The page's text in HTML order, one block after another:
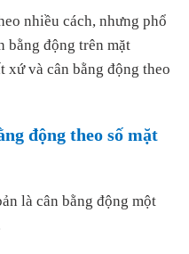
nhiều cách, nhưng phổ
bằng động trên mặt
xứ và cân bằng động theo
động theo số mặt
là cân bằng động một